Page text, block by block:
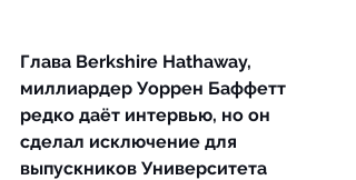
Глава Berkshire Hathaway,
миллиардер Уоррен Баффетт
редко даёт интервью, но он
сделал исключение для
выпускников Университета